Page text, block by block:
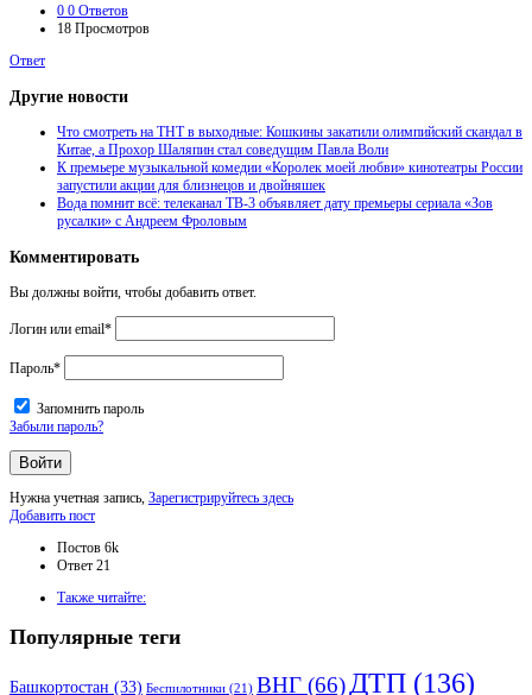
0 0 Ответов
18 Просмотров
Ответ
Другие новости
Что смотреть на ТНТ в выходные: Кошкины закатили олимпийский скандал в
Китае, а Прохор Шаляпин стал соведущим Павла Воли
К премьере музыкальной комедии «Королек моей любви» кинотеатры России
запустили акции для близнецов и двойняшек
Вода помнит всё: телеканал ТВ-3 объявляет дату премьеры сериала «Зов
русалки» с Андреем Фроловым
Комментировать
Вы должны войти, чтобы добавить ответ.
Логин или email*
Пароль*
Запомнить пароль
Забыли пароль?
Нужна учетная запись, Зарегистрируйтесь здесь
Боковая
Добавить пост
Статистика
Постов 6k
Ответ 21
Также читайте:
Популярные теги
Башкортостан (33) Беспилотники (21) ВНГ (66) ДТП (136)